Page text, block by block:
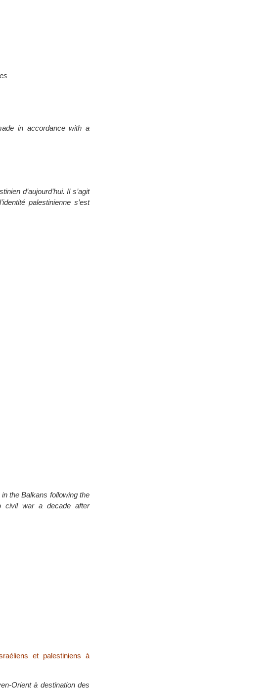
in accordance with a
d’aujourd’hui. Il s’agit
palestinienne s’est
the Balkans following the
civil war a decade after
et palestiniens à
Orient à destination des